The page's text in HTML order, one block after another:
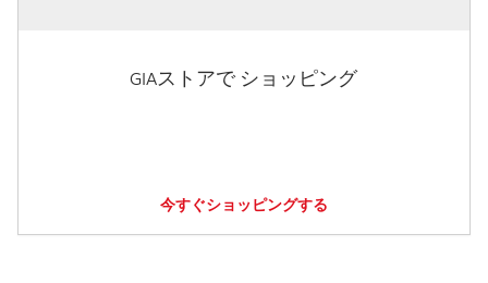
GIAストアで ショッピング
今すぐショッピングする